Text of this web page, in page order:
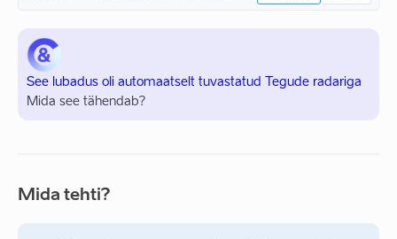
See lubadus oli automaatselt tuvastatud Tegude radariga
Mida see tähendab?
Mida tehti?